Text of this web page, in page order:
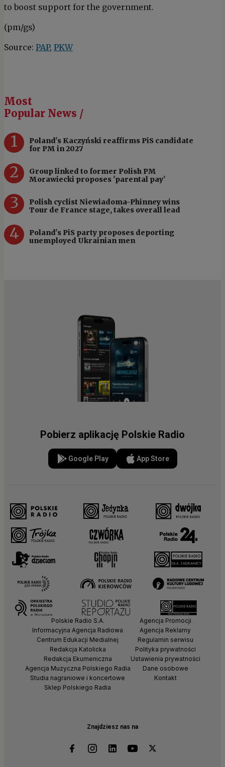
to boost support for the government.
(pm/gs)
Source: PAP, PKW
Most
Popular News /
1
Poland's Kaczyński reaffirms PiS candidate
for PM in 2027
2
Group linked to former Polish PM
Morawiecki proposes 'parental pay'
3
Polish cyclist Niewiadoma-Phinney wins
Tour de France stage, takes overall lead
4
Poland's PiS party proposes deporting
unemployed Ukrainian men
Pobierz aplikację Polskie Radio
Google Play App Store
Znajdziesz nas na
Polskie Radio S.A.
Informacyjna Agencja Radiowa
Centrum Edukacji Medialnej
Redakcja Katolicka
Redakcja Ekumeniczna
Agencja Muzyczna Polskiego Radia
Studia nagraniowe i koncertowe
Sklep Polskiego Radia
Agencja Promocji
Agencja Reklamy
Regulamin serwisu
Polityka prywatności
Ustawienia prywatności
Dane osobowe
Kontakt